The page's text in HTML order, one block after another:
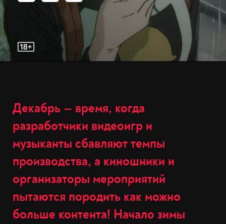
Декабрь — время, когда
разработчики видеоигр и
музыканты сбавляют темпы
производства, а киношники и
организаторы мероприятий
пытаются породить как можно
больше контента! Начало зимы